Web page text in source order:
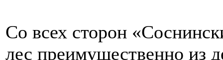
Со всех сторон
лес преимущественно из